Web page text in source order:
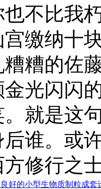
不比我
宫缴纳十
糟糟的佐
光闪闪
就是这
谁。或
修行之
好的小型生物质制粒成套